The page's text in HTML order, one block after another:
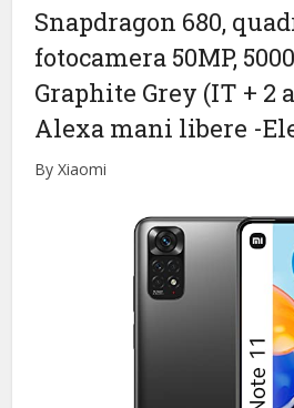
Snapdragon 680,
fotocamera 50MP,
Graphite Grey (IT + 2
Alexa mani libere -
By Xiaomi